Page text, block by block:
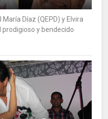
Díaz (QEPD) y Elvira
prodigioso y bendecido